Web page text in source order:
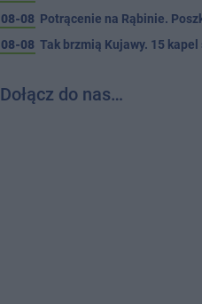
08-08 Potrącenie na Rąbinie.
08-08 Tak brzmią Kujawy. 15
Dołącz do nas…